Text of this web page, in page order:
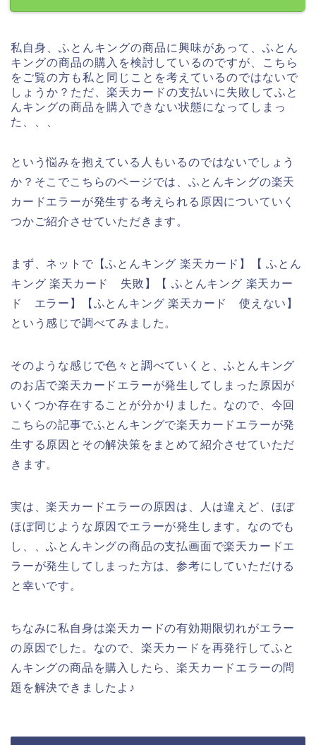
私自身、ふとんキングの商品に興味があって、ふとん
キングの商品の購入を検討しているのですが、こちら
をご覧の方も私と同じことを考えているのではないで
しょうか？ただ、楽天カードの支払いに失敗してふと
んキングの商品を購入できない状態になってしまっ
た、、、
という悩みを抱えている人もいるのではないでしょう
か？そこでこちらのページでは、ふとんキングの楽天
カードエラーが発生する考えられる原因についていく
つかご紹介させていただきます。
まず、ネットで【ふとんキング 楽天カード】【 ふとん
キング 楽天カード 失敗】【 ふとんキング 楽天カー
ド エラー】【ふとんキング 楽天カード 使えない】
という感じで調べてみました。
そのような感じで色々と調べていくと、ふとんキング
のお店で楽天カードエラーが発生してしまった原因が
いくつか存在することが分かりました。なので、今回
こちらの記事でふとんキングで楽天カードエラーが発
生する原因とその解決策をまとめて紹介させていただ
きます。
実は、楽天カードエラーの原因は、人は違えど、ほぼ
ほぼ同じような原因でエラーが発生します。なのでも
し、、ふとんキングの商品の支払画面で楽天カードエ
ラーが発生してしまった方は、参考にしていただける
と幸いです。
ちなみに私自身は楽天カードの有効期限切れがエラー
の原因でした。なので、楽天カードを再発行してふと
んキングの商品を購入したら、楽天カードエラーの問
題を解決できましたよ♪